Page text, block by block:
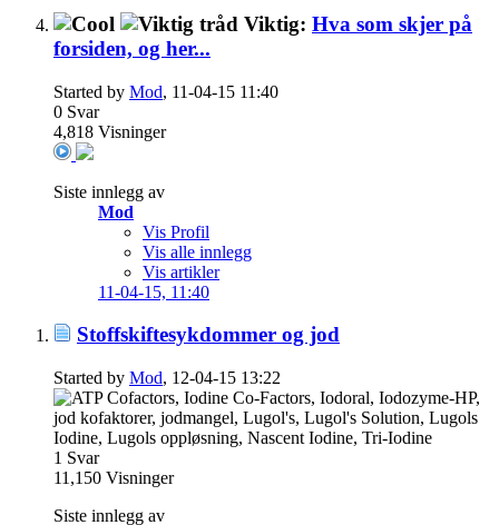
Viktig: Hva som skjer på
forsiden, og her...
Started by Mod, 11-04-15 11:40
0 Svar
4,818 Visninger
Siste innlegg av
Mod
Vis Profil
Vis alle innlegg
Vis artikler
11-04-15, 11:40
Stoffskiftesykdommer og jod
Started by Mod, 12-04-15 13:22
1 Svar
11,150 Visninger
Siste innlegg av